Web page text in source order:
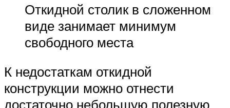
Откидной столик в сложенном
виде занимает минимум
свободного места
К недостаткам откидной
конструкции можно отнести
достаточно небольшую полезную